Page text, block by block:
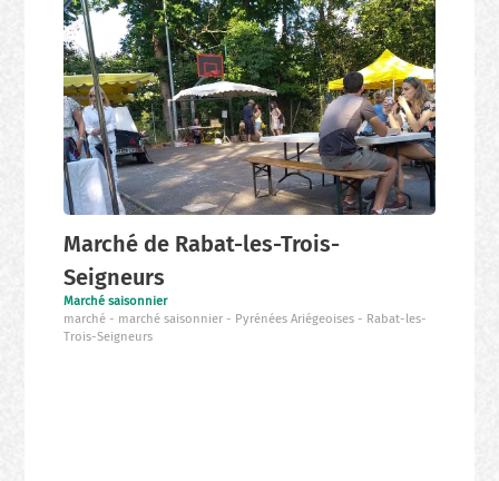
Marché de Rabat-les-Trois-
Seigneurs
Marché saisonnier
marché
marché saisonnier Pyrénées Ariégeoises
Rabat-les-
Trois-Seigneurs